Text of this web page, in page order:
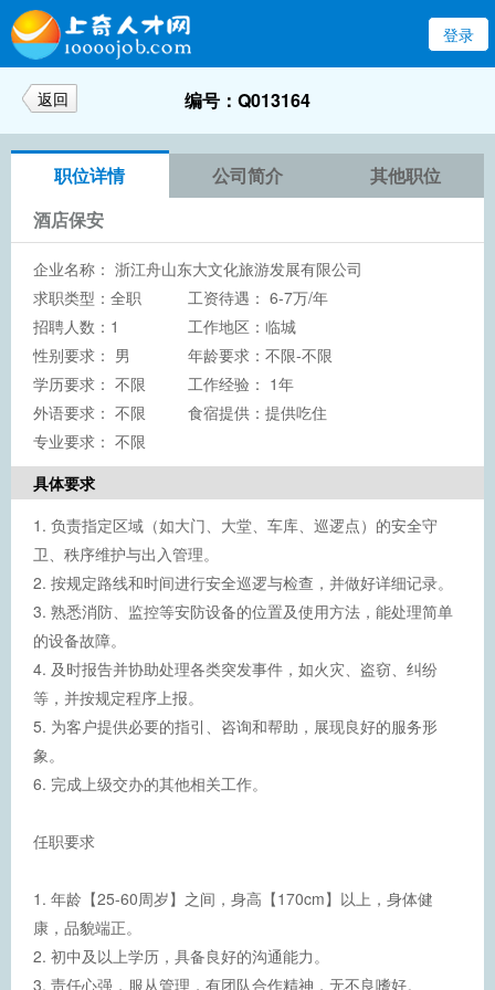
登录
返回 编号：Q013164
职位详情 公司简介
其他职位
酒店保安
企业名称： 浙江舟山东大文化旅游发展有限公司
求职类型：全职
工资待遇： 6-7万/年
招聘人数：1
工作地区：临城
性别要求： 男
年龄要求：不限-不限
学历要求： 不限
工作经验： 1年
外语要求： 不限
食宿提供：提供吃住
专业要求： 不限
具体要求
1. 负责指定区域（如大门、大堂、车库、巡逻点）的安全守
卫、秩序维护与出入管理。
2. 按规定路线和时间进行安全巡逻与检查，并做好详细记录。
3. 熟悉消防、监控等安防设备的位置及使用方法，能处理简单
的设备故障。
4. 及时报告并协助处理各类突发事件，如火灾、盗窃、纠纷
等，并按规定程序上报。
5. 为客户提供必要的指引、咨询和帮助，展现良好的服务形
象。
6. 完成上级交办的其他相关工作。
任职要求
1. 年龄【25-60周岁】之间，身高【170cm】以上，身体健
康，品貌端正。
2. 初中及以上学历，具备良好的沟通能力。
3. 责任心强，服从管理，有团队合作精神，无不良嗜好。